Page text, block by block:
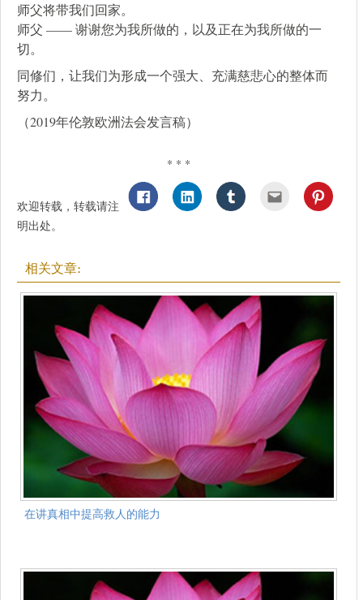
师父将带我们回家。
师父 —— 谢谢您为我所做的，以及正在为我所做的一
切。
同修们，让我们为形成一个强大、充满慈悲心的整体而
努力。
（2019年伦敦欧洲法会发言稿）
* * *
欢迎转载，转载请注
明出处。
相关文章:
在讲真相中提高救人的能力